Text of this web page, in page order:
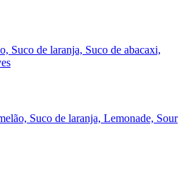
Suco de laranja, Suco de abacaxi,
Suco de laranja, Lemonade, Sour